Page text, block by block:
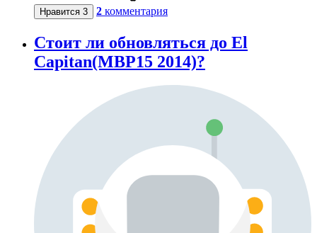
Нравится 3 2 комментария
Стоит ли обновляться до El
Capitan(MBP15 2014)?